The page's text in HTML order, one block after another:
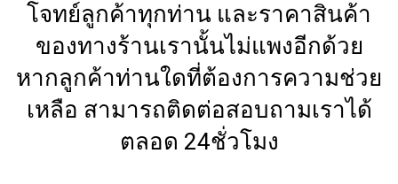
โจทย์ลูกค้าทุกท่าน และราคาสินค้า
ของทางร้านเรานั้นไม่แพงอีกด้วย
หากลูกค้าท่านใดที่ต้องการความช่วย
เหลือ สามารถติดต่อสอบถามเราได้
ตลอด 24ชั่วโมง